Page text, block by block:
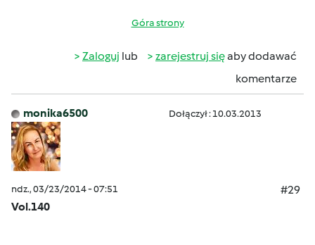
Góra strony
Zaloguj lub zarejestruj sięaby dodawać
komentarze
monika6500 Dołączył : 10.03.2013
ndz., 03/23/2014 - 07:51
#29
Vol.140